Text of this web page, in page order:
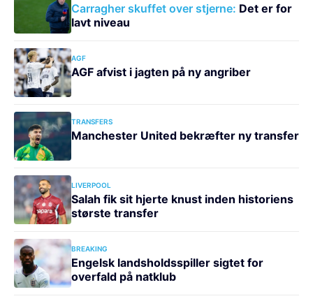
Carragher skuffet over stjerne: Det er for
lavt niveau
AGF
AGF afvist i jagten på ny angriber
TRANSFERS
Manchester United bekræfter ny transfer
LIVERPOOL
Salah fik sit hjerte knust inden historiens
største transfer
BREAKING
Engelsk landsholdsspiller sigtet for
overfald på natklub